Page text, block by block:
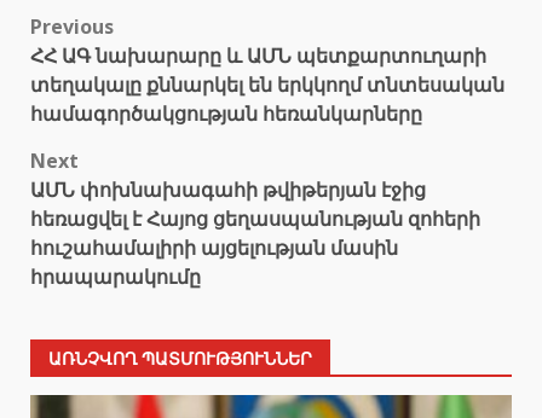
Post
navigation
Previous
ՀՀ ԱԳ նախարարը և ԱՄՆ պետքարտուղարի
տեղակալը քննարկել են երկկողմ տնտեսական
համագործակցության հեռանկարները
Next
ԱՄՆ փոխնախագահի թվիթերյան էջից
հեռացվել է Հայոց ցեղասպանության զոհերի
հուշահամալիրի այցելության մասին
հրապարակումը
ԱՌՆՉՎՈՂ ՊԱՏՄՈՒԹՅՈՒՆՆԵՐ